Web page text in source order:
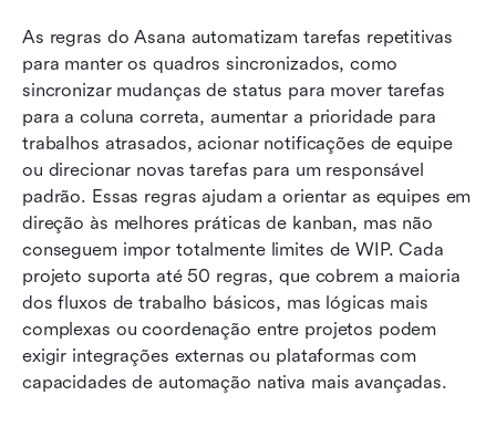
As regras do Asana automatizam tarefas repetitivas
para manter os quadros sincronizados, como
sincronizar mudanças de status para mover tarefas
para a coluna correta, aumentar a prioridade para
trabalhos atrasados, acionar notificações de equipe
ou direcionar novas tarefas para um responsável
padrão. Essas regras ajudam a orientar as equipes em
direção às melhores práticas de kanban, mas não
conseguem impor totalmente limites de WIP. Cada
projeto suporta até 50 regras, que cobrem a maioria
dos fluxos de trabalho básicos, mas lógicas mais
complexas ou coordenação entre projetos podem
exigir integrações externas ou plataformas com
capacidades de automação nativa mais avançadas.